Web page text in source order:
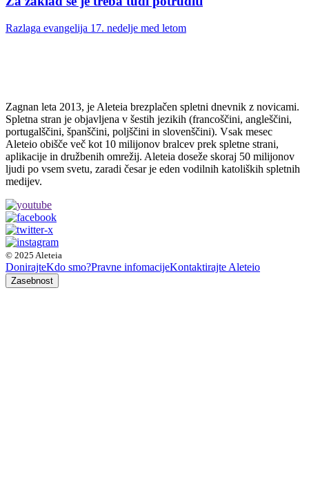
Razlaga evangelija 17. nedelje med letom
Zagnan leta 2013, je Aleteia brezplačen spletni dnevnik z novicami.
Spletna stran je objavljena v šestih jezikih (francoščini, angleščini,
portugalščini, španščini, poljščini in slovenščini). Vsak mesec
Aleteio obišče več kot 10 milijonov bralcev prek spletne strani,
aplikacije in družbenih omrežij. Aleteia doseže skoraj 50 milijonov
ljudi po vsem svetu, zaradi česar je eden vodilnih katoliških spletnih
medijev.
© 2025 Aleteia
DonirajteKdo smo?Pravne infomacijeKontaktirajte Aleteio
Zasebnost